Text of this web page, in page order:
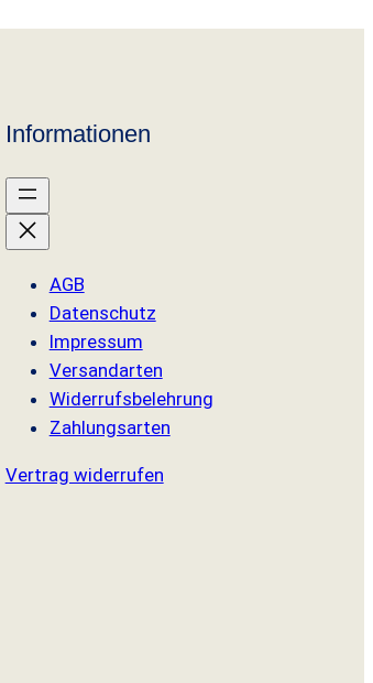
Informationen
AGB
Datenschutz
Impressum
Versandarten
Widerrufsbelehrung
Zahlungsarten
Vertrag widerrufen